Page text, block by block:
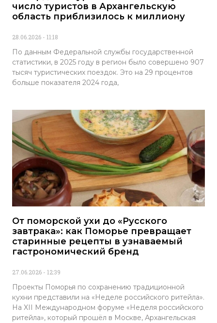
число туристов в Архангельскую
область приблизилось к миллиону
28.06.2026 11:18
По данным Федеральной службы государственной
статистики, в 2025 году в регион было совершено 907
тысяч туристических поездок. Это на 29 процентов
больше показателя 2024 года,
От поморской ухи до «Русского
завтрака»: как Поморье превращает
старинные рецепты в узнаваемый
гастрономический бренд
27.06.2026 12:39
Проекты Поморья по сохранению традиционной
кухни представили на «Неделе российского ритейла».
На XII Международном форуме «Неделя российского
ритейла», который прошёл в Москве, Архангельская